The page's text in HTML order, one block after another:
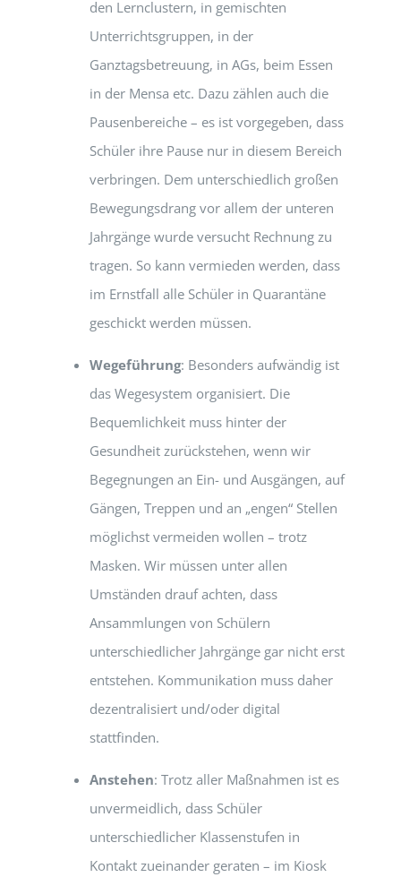
den Lernclustern, in gemischten
Unterrichtsgruppen, in der
Ganztagsbetreuung, in AGs, beim Essen
in der Mensa etc. Dazu zählen auch die
Pausenbereiche – es ist vorgegeben, dass
Schüler ihre Pause nur in diesem Bereich
verbringen. Dem unterschiedlich großen
Bewegungsdrang vor allem der unteren
Jahrgänge wurde versucht Rechnung zu
tragen. So kann vermieden werden, dass
im Ernstfall alle Schüler in Quarantäne
geschickt werden müssen.
Wegeführung: Besonders aufwändig ist
das Wegesystem organisiert. Die
Bequemlichkeit muss hinter der
Gesundheit zurückstehen, wenn wir
Begegnungen an Ein- und Ausgängen, auf
Gängen, Treppen und an „engen“ Stellen
möglichst vermeiden wollen – trotz
Masken. Wir müssen unter allen
Umständen drauf achten, dass
Ansammlungen von Schülern
unterschiedlicher Jahrgänge gar nicht erst
entstehen. Kommunikation muss daher
dezentralisiert und/oder digital
stattfinden.
Anstehen: Trotz aller Maßnahmen ist es
unvermeidlich, dass Schüler
unterschiedlicher Klassenstufen in
Kontakt zueinander geraten – im Kiosk